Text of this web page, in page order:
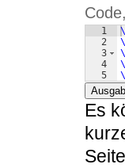
1
2
3
4
5
Es